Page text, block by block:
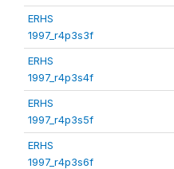
ERHS
1997_r4p3s3f
ERHS
1997_r4p3s4f
ERHS
1997_r4p3s5f
ERHS
1997_r4p3s6f